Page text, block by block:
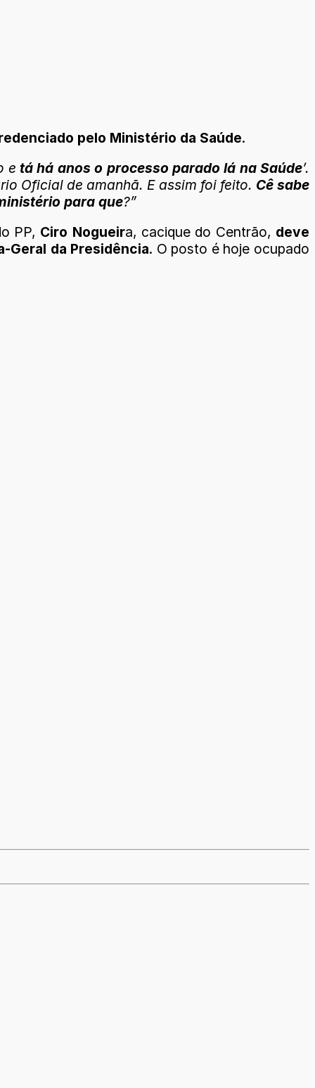
pelo Ministério da Saúde.
etá há anos o processo parado lá na Saúde’.
Oficial de amanhã. E assim foi feito. Cê sabe
para que?”
PP, Ciro Nogueira, cacique do Centrão, deve
Geral da Presidência. O posto é hoje ocupado